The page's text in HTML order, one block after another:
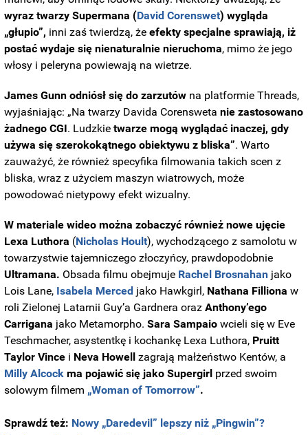
wyraz twarzy Supermana (David Corenswet) wygląda
„głupio”, inni zaś twierdzą, żeefekty specjalne sprawiają, iż
postać wydaje się nienaturalnie nieruchoma, mimo że jego
włosy i peleryna powiewają na wietrze.
James Gunn odniósł się do zarzutów na platformie Threads,
wyjaśniając: „Na twarzy Davida Corensweta nie zastosowano
żadnego CGI. Ludzkietwarze mogą wyglądać inaczej, gdy
używa się szerokokątnego obiektywu z bliska”. Warto
zauważyć, że również specyfika filmowania takich scen z
bliska, wraz z użyciem maszyn wiatrowych, może
powodować nietypowy efekt wizualny.
W materiale wideo można zobaczyć również nowe ujęcie
Lexa Luthora (Nicholas Hoult), wychodzącego z samolotu w
towarzystwie tajemniczego złoczyńcy, prawdopodobnie
Ultramana. Obsada filmu obejmuje Rachel Brosnahan jako
Lois Lane, Isabela Merced jako Hawkgirl, Nathana Filliona w
roli Zielonej Latarnii Guy’a Gardnera orazAnthony’ego
Carrigana jako Metamorpho.Sara Sampaio wcieli się w Eve
Teschmacher, asystentkę i kochankę Lexa Luthora, Pruitt
Taylor Vince i Neva Howell
zagrają małżeństwo Kentów, a
Milly Alcock ma pojawić się jako Supergirl przed swoim
solowym filmem „Woman of Tomorrow”.
Sprawdź też: Nowy „Daredevil” lepszy niż „Pingwin”?